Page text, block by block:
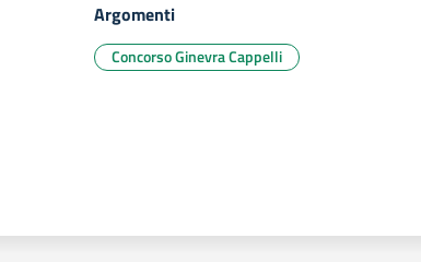
Argomenti
Concorso Ginevra Cappelli